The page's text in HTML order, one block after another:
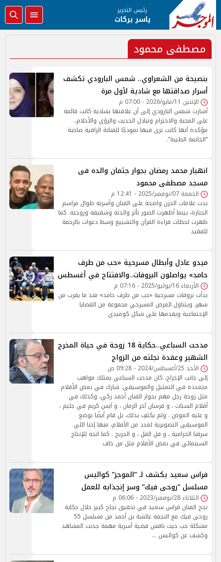
رئيس التحرير
ياسر بركات
مصطفى محمود
بنصيحة من الشعراوي.. شمس البارودي تكشف
أسرار صداقتها مع شادية لأول مرة
الإثنين 11/مايو/2026 - 07:00 م
أشارت شمس البارودي إلى أن علاقتها بشادية كانت قائمة
على المحبة والاحترام وتبادل الحديث والرؤى والأحلام،
مؤكدة أنها كانت ترى فيها نموذجًا للفنانة الراقية صاحبة
“الخاتمة الطيبة”.
انهيار محمد رمضان بجوار جثمان والده فى
مسجد مصطفى محمود
الجمعة 07/نوفمبر/2025 - 12:41 م
بدت علامات الحزن واضحة على الفنان وأسرته طوال مراسم
الجنازة، بينما أظهرت الصور تأثر والدته وشقيقه وزوجته. كما
ظهرت لحظات قراءة القرآن والتشييع وسط دعوات بالرحمة
للفقيد
ميدو عادل وأبطال مسرحية «حب من طرف
حامد» يواصلون البروفات..والافتتاح في أغسطس
الأربعاء 16/يوليو/2025 - 07:16 م
بدأت بروفات مسرحية «حب من طرف حامد» منذ ما يقرب من
شهر، ويتناول العرض المسرحي مجموعة من القضايا
الإجتماعية ويقدمها على شكل كوميدي
مدحت السباعي..حكاية 18 زوجة في حياة المخرج
الشهير وعقدة نجلته من الزواج
الأحد 25/أغسطس/2024 - 09:28 ص
إلى جانب الإخراج، كان مدحت السباعي يمتلك مواهب
متعددة في التمثيل والموسيقى. شارك في بعض الأفلام
مثل زوجة رجل مهم بجوار الفنان أحمد زكي، وكذلك في
أفلام الستات ، و فرسان آخر الزمان ، و آيس كريم في جليم ،
و عليه العوض . ولم يكتفِ بذلك، بل قام أيضًا بوضع
الموسيقى التصويرية لعدد من الأفلام، منها إحنا اللي
سرقنا الحرامية ، و فل الفل ، و الجريح . كما اتجه للإنتاج
السينمائي في بعض الأفلام مثل من خاف
فراس سعيد يكشف لـ ”الموجز” كواليس
مسلسل ”روحى فيك” وسر إنجذابه للعمل
الثلاثاء 28/نوفمبر/2023 - 06:06 م
نجح الفنان فراس سعيد في تحقيق نجاح كبير خلال حكاية
روحى فيك مع النجمة عائشة بن أحمد من مسلسل 55
مشكلة حب حيث ناقش قضية أسرية مهمة جذبت المشاهد
وكشف عن كواليس …